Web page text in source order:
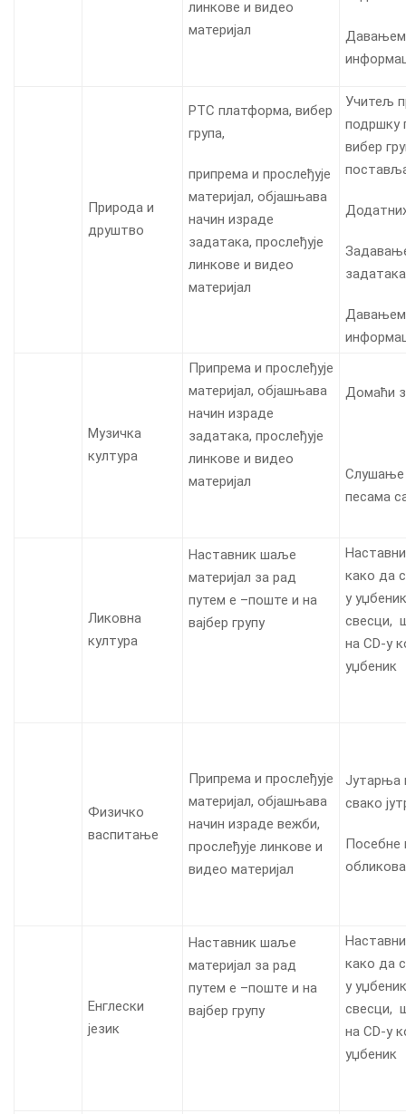
линкове и видео
материјал
Давањем
Природа и
друштво
РТС платформа, вибер
група,
припрема и прослеђује
материјал, објашњава
начин израде
задатака, прослеђује
линкове и видео
материјал
Учитељ
подршку
вибер
Давањем
Музичка
култура
Припрема и прослеђује
материјал, објашњава
начин израде
задатака, прослеђује
линкове и видео
материјал
Домаћи
Слушање
песама
Ликовна
култура
Наставник шаље
материјал за рад
путем е –поште и на
вајбер групу
како да
у
свесци,
на CD-у
уџбеник
Физичко
васпитање
Припрема и прослеђује
материјал, објашњава
начин израде вежби,
прослеђује линкове и
видео материјал
Јутарња
свако
Посебне
Енглески
језик
Наставник шаље
материјал за рад
путем е –поште и на
вајбер групу
како да
у
свесци,
на CD-у
уџбеник